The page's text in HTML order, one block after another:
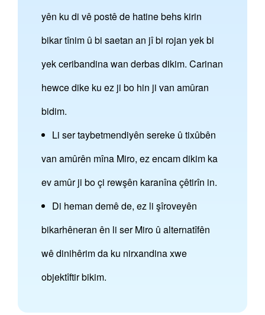
yên ku di vê postê de hatine behs kirin
bikar tînim û bi saetan an jî bi rojan yek bi
yek ceribandina wan derbas dikim. Carinan
hewce dike ku ez ji bo hin ji van amûran
bidim.
Li ser taybetmendiyên sereke û tixûbên
van amûrên mîna Miro, ez encam dikim ka
ev amûr ji bo çi rewşên karanîna çêtirîn in.
Di heman demê de, ez li şîroveyên
bikarhêneran ên li ser Miro û alternatîfên
wê dinihêrim da ku nirxandina xwe
objektîftir bikim.